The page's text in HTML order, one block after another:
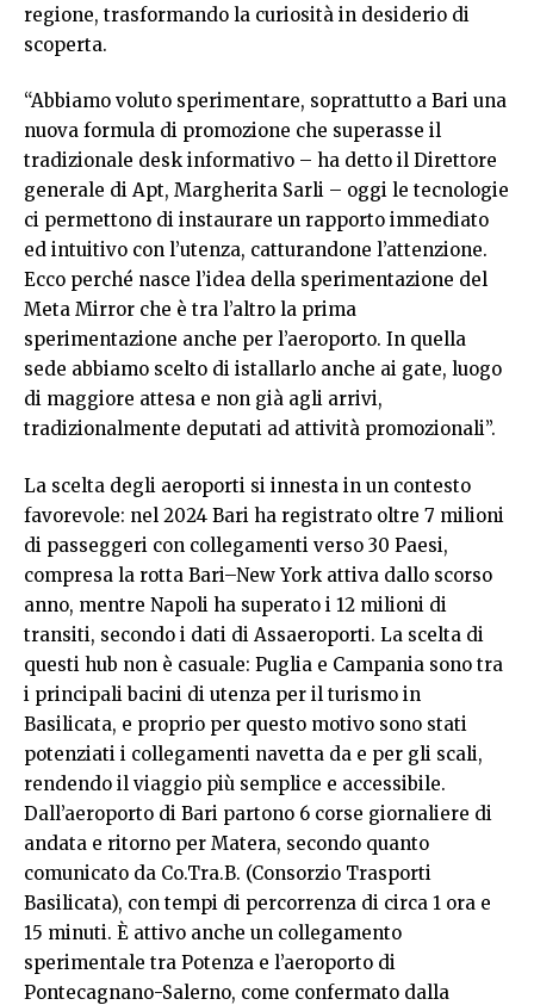
regione, trasformando la curiosità in desiderio di
scoperta.
“Abbiamo voluto sperimentare, soprattutto a Bari una
nuova formula di promozione che superasse il
tradizionale desk informativo – ha detto il Direttore
generale di Apt, Margherita Sarli – oggi le tecnologie
ci permettono di instaurare un rapporto immediato
ed intuitivo con l’utenza, catturandone l’attenzione.
Ecco perché nasce l’idea della sperimentazione del
Meta Mirror che è tra l’altro la prima
sperimentazione anche per l’aeroporto. In quella
sede abbiamo scelto di istallarlo anche ai gate, luogo
di maggiore attesa e non già agli arrivi,
tradizionalmente deputati ad attività promozionali”.
La scelta degli aeroporti si innesta in un contesto
favorevole: nel 2024 Bari ha registrato oltre 7 milioni
di passeggeri con collegamenti verso 30 Paesi,
compresa la rotta Bari–New York attiva dallo scorso
anno, mentre Napoli ha superato i 12 milioni di
transiti, secondo i dati di Assaeroporti. La scelta di
questi hub non è casuale: Puglia e Campania sono tra
i principali bacini di utenza per il turismo in
Basilicata, e proprio per questo motivo sono stati
potenziati i collegamenti navetta da e per gli scali,
rendendo il viaggio più semplice e accessibile.
Dall’aeroporto di Bari partono 6 corse giornaliere di
andata e ritorno per Matera, secondo quanto
comunicato da Co.Tra.B. (Consorzio Trasporti
Basilicata), con tempi di percorrenza di circa 1 ora e
15 minuti. È attivo anche un collegamento
sperimentale tra Potenza e l’aeroporto di
Pontecagnano-Salerno, come confermato dalla